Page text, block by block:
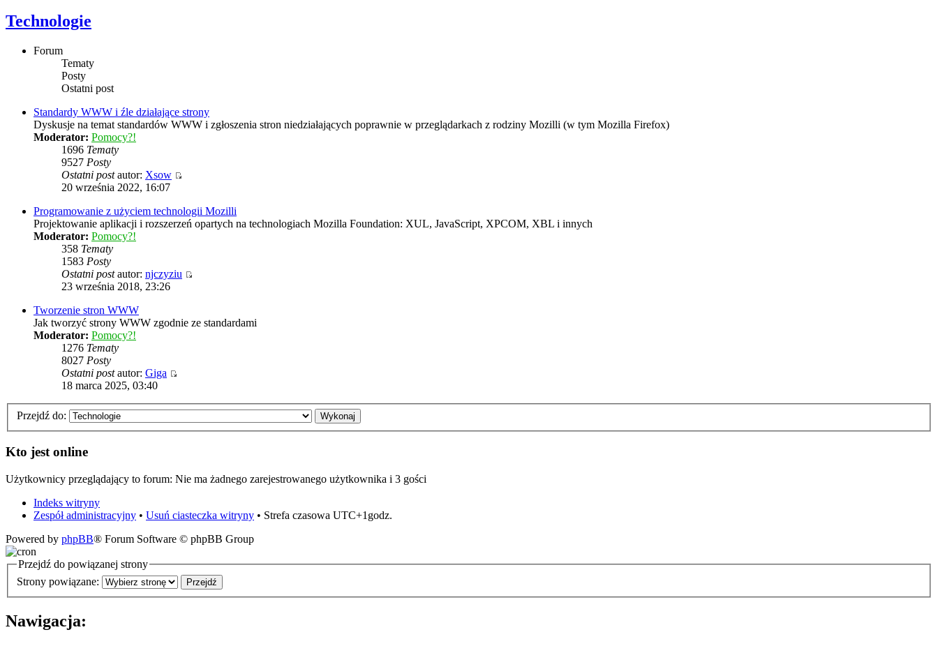
Technologie
Forum
Tematy
Posty
Ostatni post
Standardy WWW i źle działające strony
Dyskusje na temat standardów WWW i zgłoszenia stron niedziałających poprawnie w przeglądarkach z rodziny Mozilli (w tym Mozilla Firefox)
Moderator: Pomocy?!
1696 Tematy
9527 Posty
Ostatni postautor: Xsow
20 września 2022, 16:07
Programowanie z użyciem technologii Mozilli
Projektowanie aplikacji i rozszerzeń opartych na technologiach Mozilla Foundation: XUL, JavaScript, XPCOM, XBL i innych
Moderator: Pomocy?!
358 Tematy
1583 Posty
Ostatni postautor: njczyziu
23 września 2018, 23:26
Tworzenie stron WWW
Jak tworzyć strony WWW zgodnie ze standardami
Moderator: Pomocy?!
1276 Tematy
8027 Posty
Ostatni postautor: Giga
18 marca 2025, 03:40
Przejdź do:
Kto jest online
Użytkownicy przeglądający to forum: Nie ma żadnego zarejestrowanego użytkownika i 3 gości
Indeks witryny
Zespół administracyjny • Usuń ciasteczka witryny • Strefa czasowa UTC+1godz.
Powered by phpBB® Forum Software © phpBB Group
Przejdź do powiązanej strony
Strony powiązane:
Nawigacja: